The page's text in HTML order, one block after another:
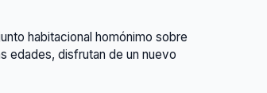
habitacional homónimo sobre
edades, disfrutan de un nuevo